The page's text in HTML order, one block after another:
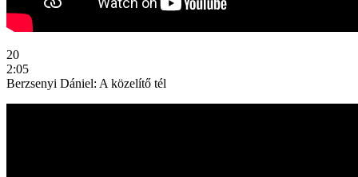
20
2:05
Berzsenyi Dániel: A közelítő tél